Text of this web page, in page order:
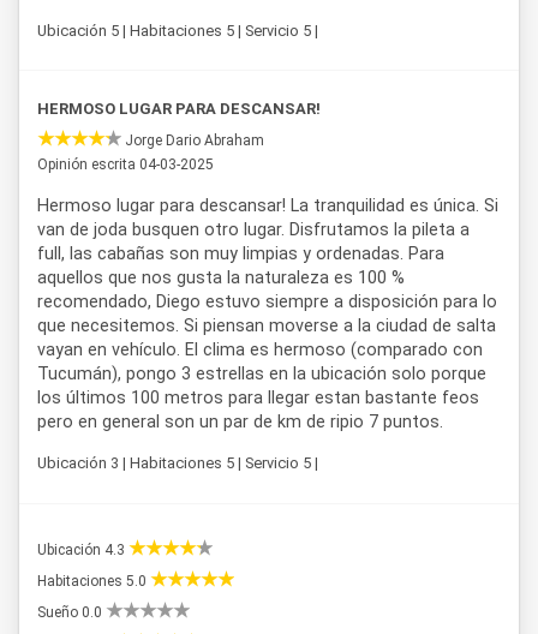
Ubicación 5 | Habitaciones 5 | Servicio 5 |
HERMOSO LUGAR PARA DESCANSAR!
Jorge Dario Abraham
Opinión escrita 04-03-2025
Hermoso lugar para descansar! La tranquilidad es única. Si
van de joda busquen otro lugar. Disfrutamos la pileta a
full, las cabañas son muy limpias y ordenadas. Para
aquellos que nos gusta la naturaleza es 100 %
recomendado, Diego estuvo siempre a disposición para lo
que necesitemos. Si piensan moverse a la ciudad de salta
vayan en vehículo. El clima es hermoso (comparado con
Tucumán), pongo 3 estrellas en la ubicación solo porque
los últimos 100 metros para llegar estan bastante feos
pero en general son un par de km de ripio 7 puntos.
Ubicación 3 | Habitaciones 5 | Servicio 5 |
Ubicación 4.3
Habitaciones 5.0
Sueño 0.0